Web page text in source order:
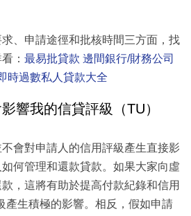
、申請途徑和批核時間三方面，找
： 最易批貸款 邊間銀行/財務公司
時過數私人貸款大全
響我的信貸評級（TU）
會對申請人的信用評級產生直接影
何管理和還款貸款。如果大家向虛
，這將有助於提高付款紀錄和信用
產生積極的影響。相反，假如申請